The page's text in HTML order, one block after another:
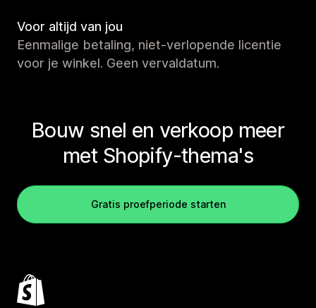
Voor altijd van jou
Eenmalige betaling, niet-verlopende licentie
voor je winkel. Geen vervaldatum.
Bouw snel en verkoop meer
met Shopify-thema's
Gratis proefperiode starten